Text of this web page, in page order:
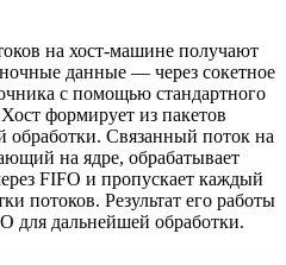
на хост-машине получают
данные — через сокетное
с помощью стандартного
формирует из пакетов
обработки. Связанный поток на
на ядре, обрабатывает
FIFO и пропускает каждый
потоков. Результат его работы
для дальнейшей обработки.